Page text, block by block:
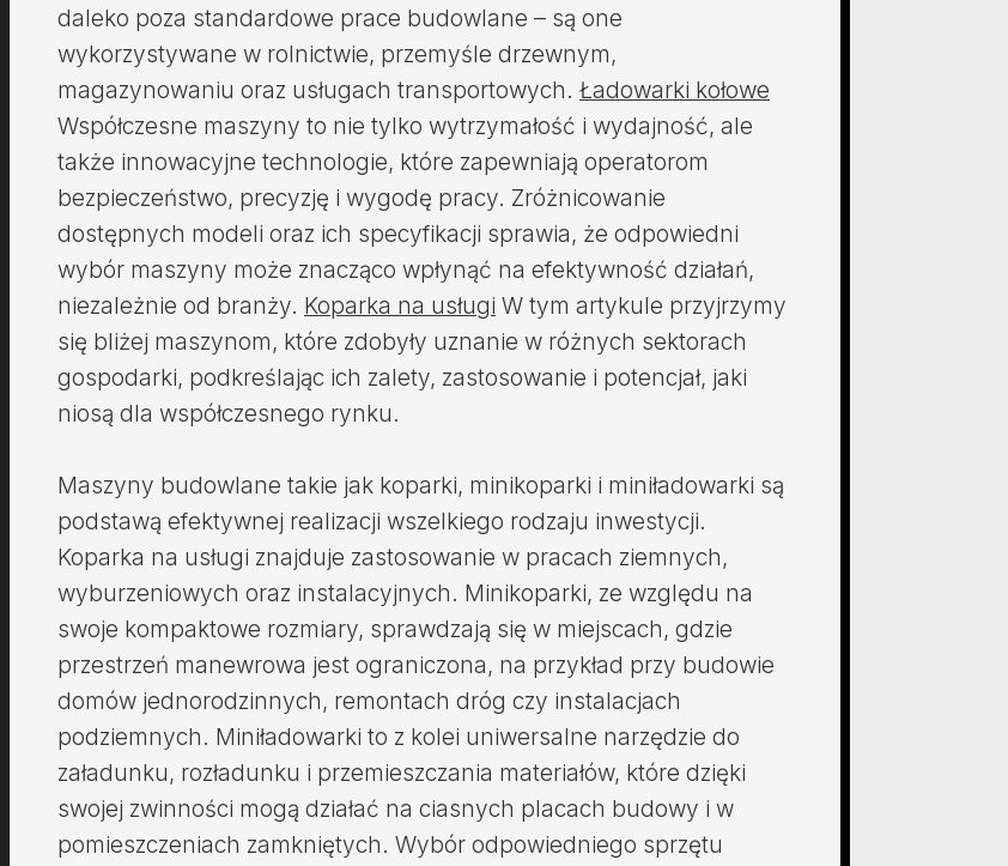
daleko poza standardowe prace budowlane – są one
wykorzystywane w rolnictwie, przemyśle drzewnym,
magazynowaniu oraz usługach transportowych. Ładowarki kołowe
Współczesne maszyny to nie tylko wytrzymałość i wydajność, ale
także innowacyjne technologie, które zapewniają operatorom
bezpieczeństwo, precyzję i wygodę pracy. Zróżnicowanie
dostępnych modeli oraz ich specyfikacji sprawia, że odpowiedni
wybór maszyny może znacząco wpłynąć na efektywność działań,
niezależnie od branży. Koparka na usługi W tym artykule przyjrzymy
się bliżej maszynom, które zdobyły uznanie w różnych sektorach
gospodarki, podkreślając ich zalety, zastosowanie i potencjał, jaki
niosą dla współczesnego rynku.
Maszyny budowlane takie jak koparki, minikoparki i miniładowarki są
podstawą efektywnej realizacji wszelkiego rodzaju inwestycji.
Koparka na usługi znajduje zastosowanie w pracach ziemnych,
wyburzeniowych oraz instalacyjnych. Minikoparki, ze względu na
swoje kompaktowe rozmiary, sprawdzają się w miejscach, gdzie
przestrzeń manewrowa jest ograniczona, na przykład przy budowie
domów jednorodzinnych, remontach dróg czy instalacjach
podziemnych. Miniładowarki to z kolei uniwersalne narzędzie do
załadunku, rozładunku i przemieszczania materiałów, które dzięki
swojej zwinności mogą działać na ciasnych placach budowy i w
pomieszczeniach zamkniętych. Wybór odpowiedniego sprzętu